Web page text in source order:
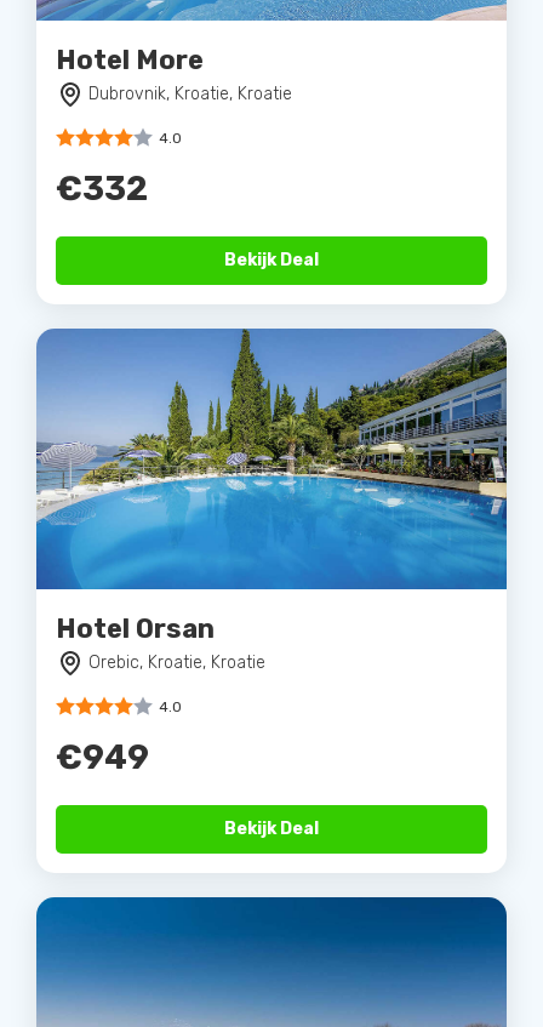
Hotel More
Dubrovnik, Kroatie, Kroatie
4.0
€332
Bekijk Deal
Hotel Orsan
Orebic, Kroatie, Kroatie
4.0
€949
Bekijk Deal